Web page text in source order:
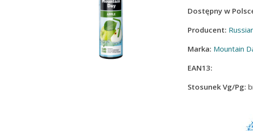
Dostępny w
Producent:
Marka: Mountain
EAN13:
Stosunek Vg/Pg: